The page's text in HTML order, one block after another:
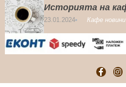
Историята на
23.01.2024 Кафе новини